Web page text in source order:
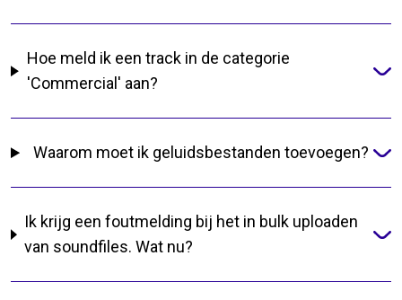
Hoe meld ik een track in de categorie
'Commercial' aan?
Waarom moet ik geluidsbestanden toevoegen?
Ik krijg een foutmelding bij het in bulk uploaden
van soundfiles. Wat nu?